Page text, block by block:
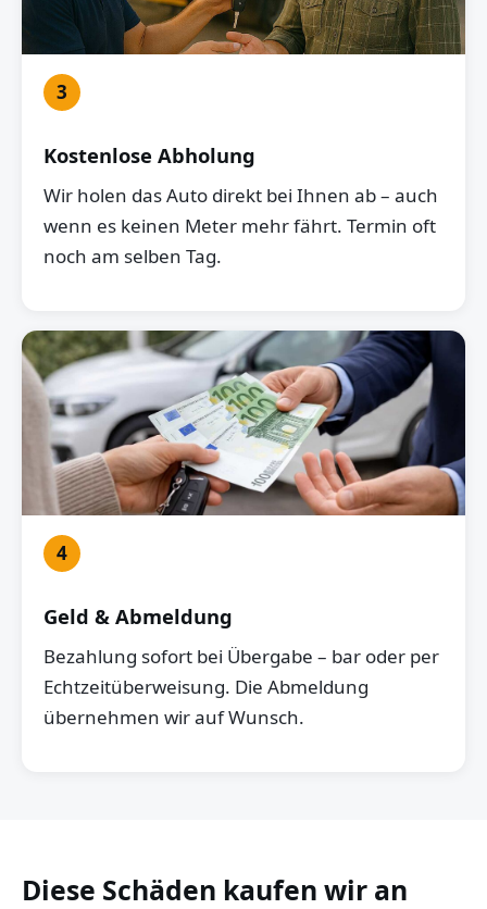
3
Kostenlose Abholung
Wir holen das Auto direkt bei Ihnen ab – auch
wenn es keinen Meter mehr fährt. Termin oft
noch am selben Tag.
4
Geld & Abmeldung
Bezahlung sofort bei Übergabe – bar oder per
Echtzeitüberweisung. Die Abmeldung
übernehmen wir auf Wunsch.
Diese Schäden kaufen wir an